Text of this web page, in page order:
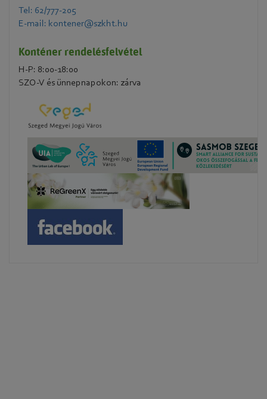
Tel: 62/777-205
E-mail: kontener@szkht.hu
Konténer rendelésfelvétel
H-P: 8:00-18:00
SZO-V és ünnepnapokon: zárva